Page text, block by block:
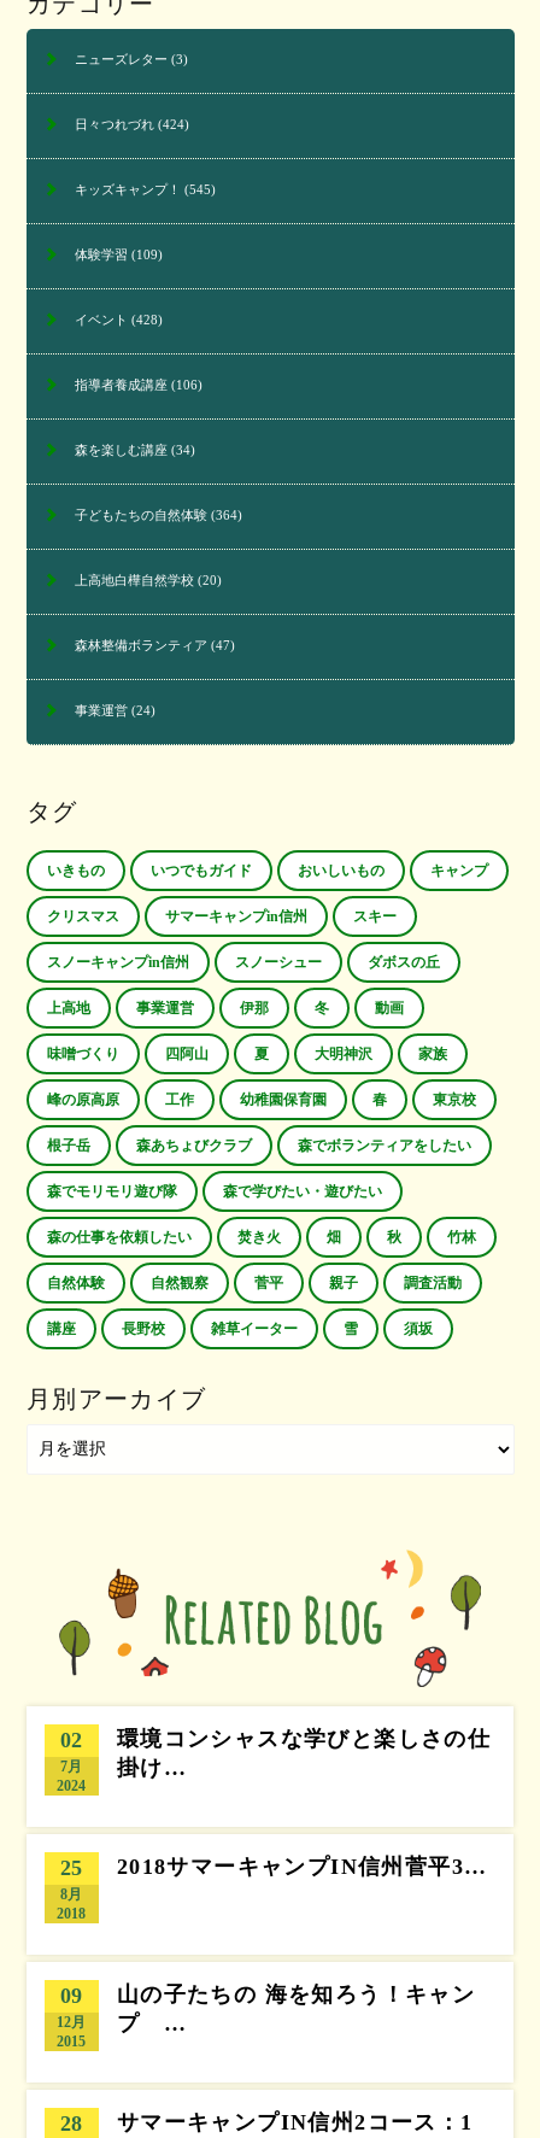
ニューズレター (3)
日々つれづれ(424)
キッズキャンプ！ (545)
体験学習 (109)
イベント (428)
指導者養成講座(106)
森を楽しむ講座(34)
子どもたちの自然体験(364)
上高地白樺自然学校(20)
森林整備ボランティア (47)
事業運営(24)
タグ
いきもの いつでもガイド おいしいもの キャンプ
クリスマス サマーキャンプin信州 スキー
スノーキャンプin信州 スノーシュー ダボスの丘
上高地 事業運営 伊那 冬 動画
味噌づくり 四阿山 夏 大明神沢 家族
峰の原高原 工作 幼稚園保育園 春 東京校
根子岳 森あちょびクラブ 森でボランティアをしたい
森でモリモリ遊び隊 森で学びたい・遊びたい
森の仕事を依頼したい 焚き火 畑 秋 竹林
自然体験 自然観察 菅平 親子 調査活動
講座 長野校 雑草イーター 雪 須坂
月別アーカイブ
02
7月
2024
環境コンシャスな学びと楽しさの仕
掛け…
25
8月
2018
2018サマーキャンプIN信州菅平3…
09
12月
2015
山の子たちの 海を知ろう！キャン
プ …
28
サマーキャンプIN信州2コース：1